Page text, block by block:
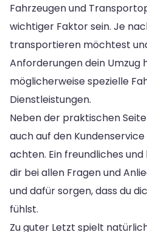
Fahrzeugen und
wichtiger Faktor sein. Je
transportieren möchtest
Anforderungen dein Umzug
möglicherweise spezielle
Dienstleistungen.
Neben der praktischen
auch auf den
achten. Ein freundliches
dir bei allen Fragen und
und dafür sorgen, dass du
fühlst.
Zu guter Letzt spielt